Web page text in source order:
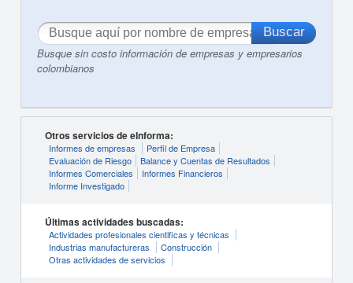
Busque sin costo información de empresas y empresarios
colombianos
Otros servicios de eInforma:
Informes de empresas
Perfil de Empresa
Evaluación de Riesgo
Balance y Cuentas de Resultados
Informes Comerciales
Informes Financieros
Informe Investigado
Últimas actividades buscadas:
Actividades profesionales cientificas y técnicas
Industrias manufactureras
Construcción
Otras actividades de servicios